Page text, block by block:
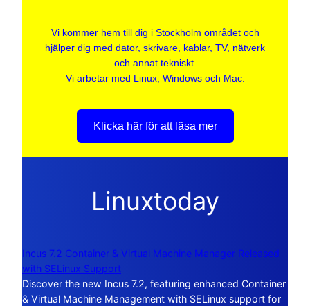
Vi kommer hem till dig i Stockholm området och
hjälper dig med dator, skrivare, kablar, TV, nätverk
och annat tekniskt.
Vi arbetar med Linux, Windows och Mac.
Klicka här för att läsa mer
Linuxtoday
Incus 7.2 Container & Virtual Machine Manager Released
with SELinux Support
Discover the new Incus 7.2, featuring enhanced Container
& Virtual Machine Management with SELinux support for